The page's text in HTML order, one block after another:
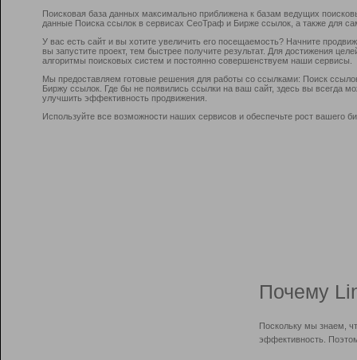
Поисковая база данных максимально приближена к базам ведущих
данные Поиска ссылок в сервисах СеоТраф и Бирже ссылок, а также для
У вас есть сайт и вы хотите увеличить его посещаемость? Начните
вы запустите проект, тем быстрее получите результат. Для достижения
алгоритмы поисковых систем и постоянно совершенствуем наши сервисы.
Мы предоставляем готовые решения для работы со ссылками: Поиск
Биржу ссылок. Где бы не появились ссылки на ваш сайт, здесь вы всегда
улучшить эффективность продвижения.
Используйте все возможности наших сервисов и обеспечьте рост вашего
Почему
Поскольку мы знаем,
эффективность.